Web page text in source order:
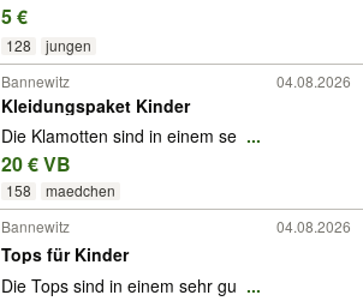
5 €
128 jungen
Bannewitz 04.08.2026
Kleidungspaket Kinder
Die Klamotten sind in einem se ...
20 € VB
158
maedchen
Bannewitz
04.08.2026
Tops für Kinder
Die Tops sind in einem sehr gu ...